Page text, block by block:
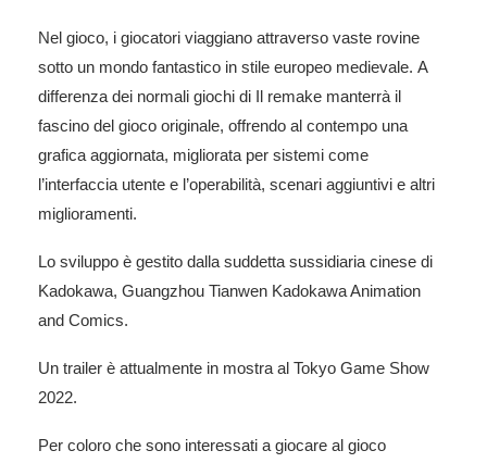
Nel gioco, i giocatori viaggiano attraverso vaste rovine
sotto un mondo fantastico in stile europeo medievale. A
differenza dei normali giochi di Il remake manterrà il
fascino del gioco originale, offrendo al contempo una
grafica aggiornata, migliorata per sistemi come
l’interfaccia utente e l’operabilità, scenari aggiuntivi e altri
miglioramenti.
Lo sviluppo è gestito dalla suddetta sussidiaria cinese di
Kadokawa, Guangzhou Tianwen Kadokawa Animation
and Comics.
Un trailer è attualmente in mostra al Tokyo Game Show
2022.
Per coloro che sono interessati a giocare al gioco